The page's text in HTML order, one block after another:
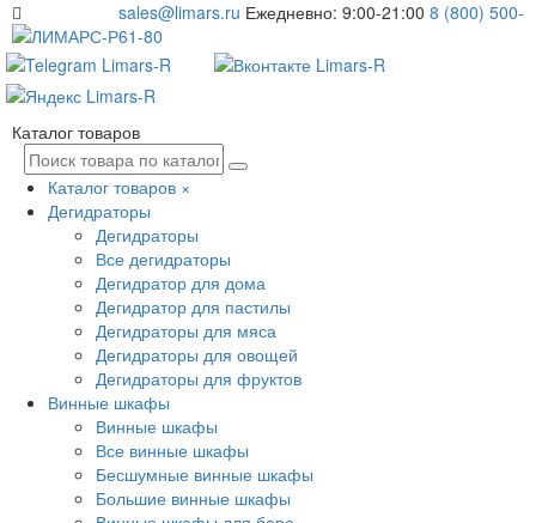
sales@limars.ru Ежедневно: 9:00-21:00 8 (800) 500-
61-80
Каталог товаров
Каталог товаров ×
Дегидраторы
Дегидраторы
Все дегидраторы
Дегидратор для дома
Дегидратор для пастилы
Дегидраторы для мяса
Дегидраторы для овощей
Дегидраторы для фруктов
Винные шкафы
Винные шкафы
Все винные шкафы
Бесшумные винные шкафы
Большие винные шкафы